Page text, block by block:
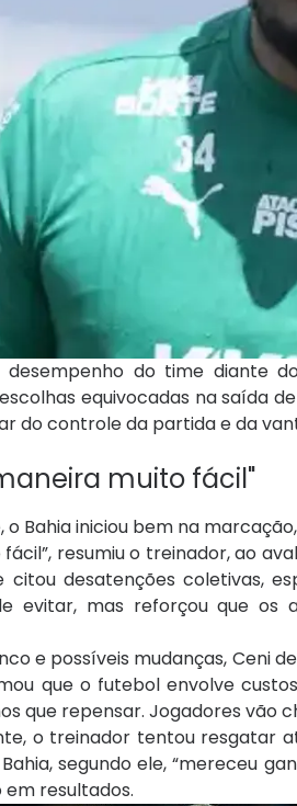
do time diante
equivocadas na saída
do controle da partida e da
muito fácil"
o Bahia iniciou bem na
resumiu o treinador, ao
desatenções coletivas,
evitar, mas reforçou que os
e possíveis mudanças, Ceni
que o futebol envolve
que repensar. Jogadores vão
o treinador tentou resgatar
segundo ele, “mereceu
resultados.